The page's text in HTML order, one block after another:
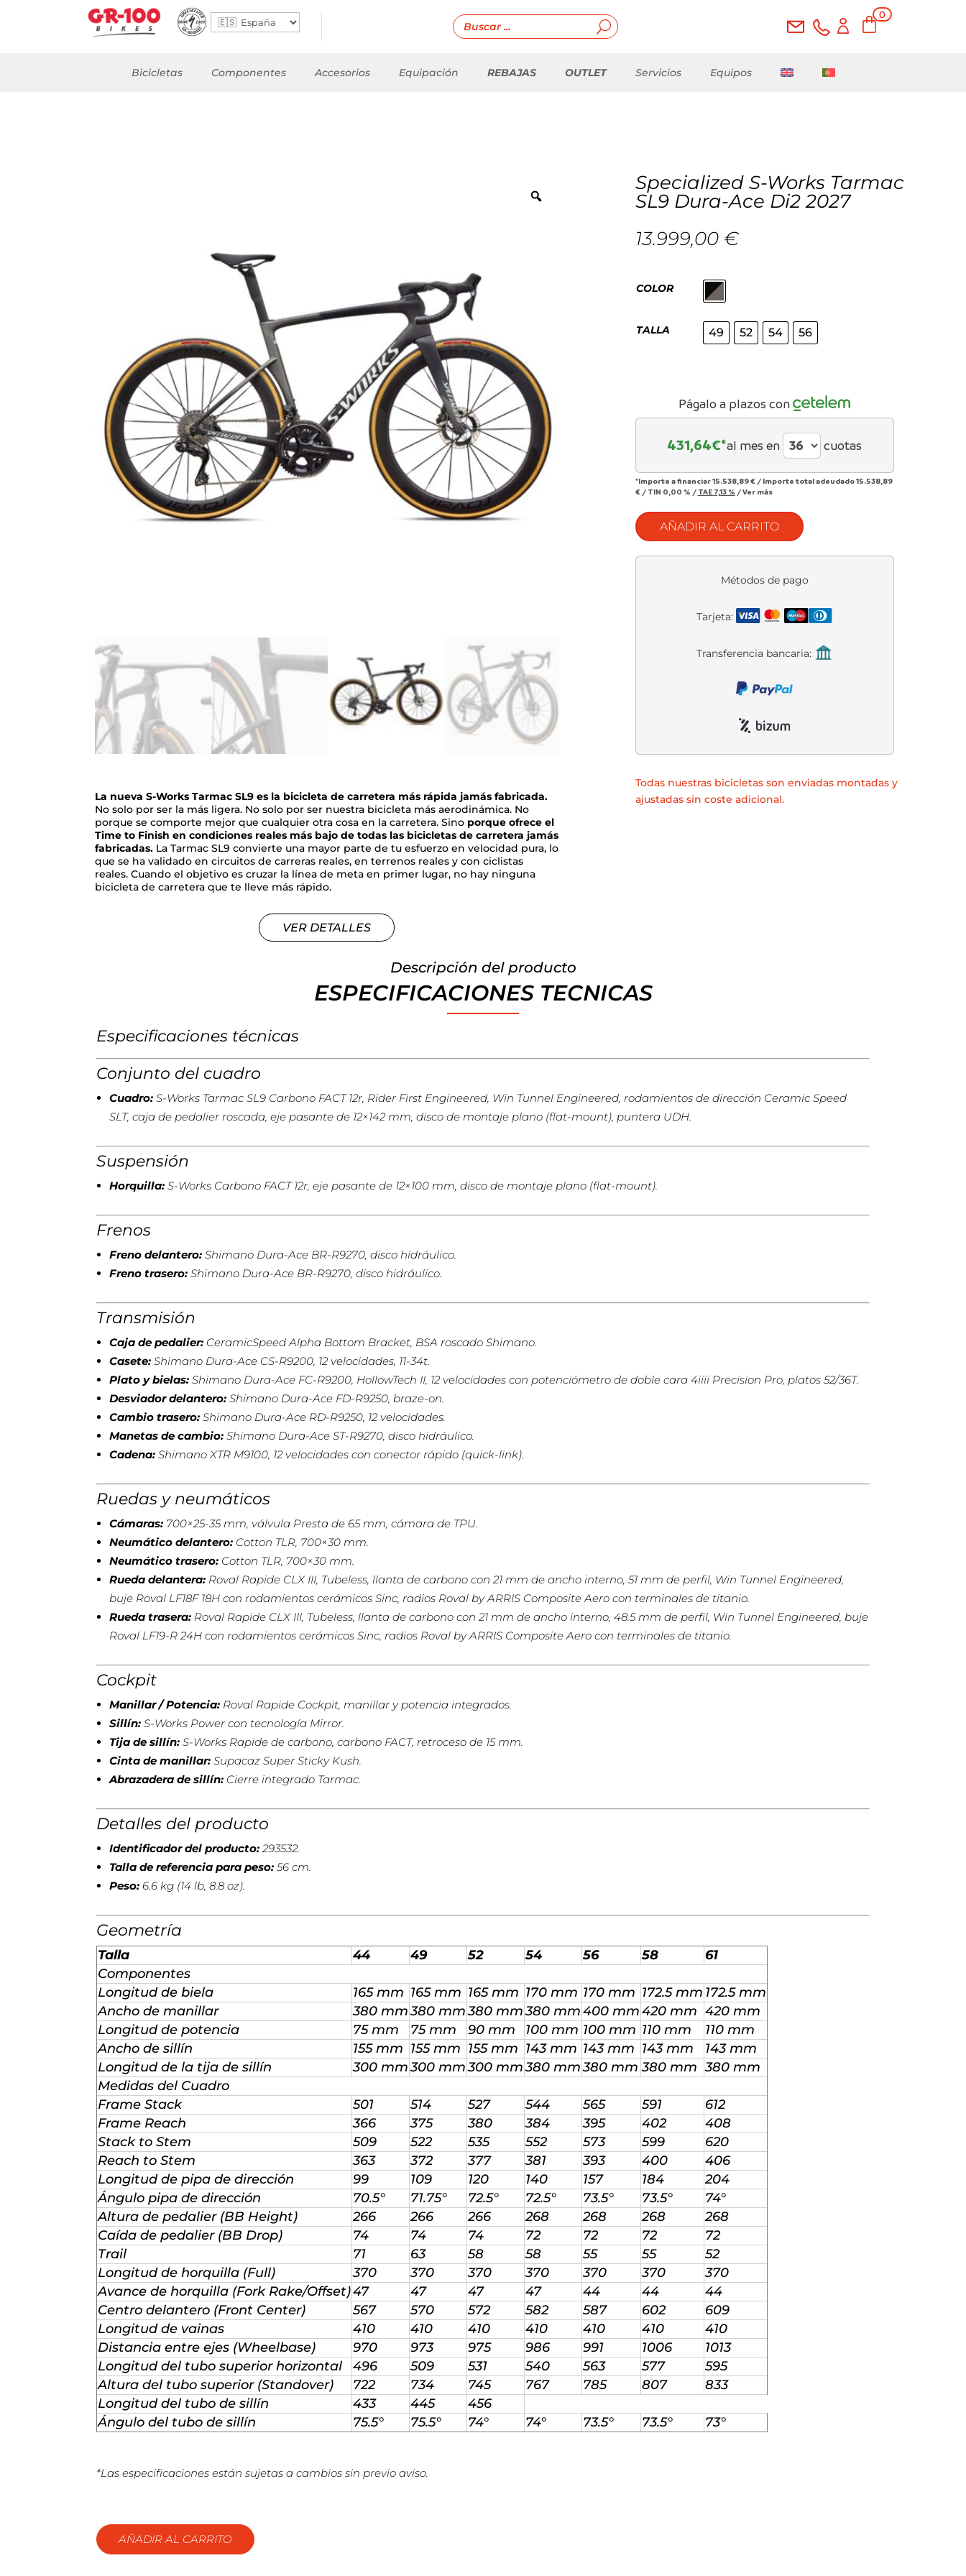
0
ele
Bicicletas Componentes Accesorios Equipación REBAJAS OUTLET Servicios Equipos
La nueva S-Works Tarmac SL9 es la bicicleta de carretera más rápida jamás fabricada.
No solo por ser la más ligera. No solo por ser nuestra bicicleta más aerodinámica. No
porque se comporte mejor que cualquier otra cosa en la carretera. Sino porque ofrece el
Time to Finish en condiciones reales más bajo de todas las bicicletas de carretera jamás
fabricadas. La Tarmac SL9 convierte una mayor parte de tu esfuerzo en velocidad pura, lo
que se ha validado en circuitos de carreras reales, en terrenos reales y con ciclistas
reales. Cuando el objetivo es cruzar la línea de meta en primer lugar, no hay ninguna
bicicleta de carretera que te lleve más rápido.
VER DETALLES
Specialized S-Works Tarmac
SL9 Dura-Ace Di2 2027
13.999,00 €
COLOR
TALLA 49 52 54 56
Págalo a plazos con
431,64€*al mes en cuotas
*Importe a financiar15.538,89 € / Importe total adeudado15.538,89
€/ TIN 0,00 % / TAE 7,13 % /Ver más
AÑADIR AL CARRITO
Métodos de pago
Tarjeta:
Transferencia bancaria:
Todas nuestras bicicletas son enviadas montadas y
ajustadas sin coste adicional.
Descripción del producto
ESPECIFICACIONES TECNICAS
Especificaciones técnicas
Conjunto del cuadro
Cuadro: S-Works Tarmac SL9 Carbono FACT 12r, Rider First Engineered, Win Tunnel Engineered, rodamientos de dirección Ceramic Speed
SLT, caja de pedalier roscada, eje pasante de 12×142 mm, disco de montaje plano (flat-mount), puntera UDH.
Suspensión
Horquilla: S-Works Carbono FACT 12r, eje pasante de 12×100 mm, disco de montaje plano (flat-mount).
Frenos
Freno delantero: Shimano Dura-Ace BR-R9270, disco hidráulico.
Freno trasero: Shimano Dura-Ace BR-R9270, disco hidráulico.
Transmisión
Caja de pedalier: CeramicSpeed Alpha Bottom Bracket, BSA roscado Shimano.
Casete: Shimano Dura-Ace CS-R9200, 12 velocidades, 11-34t.
Plato y bielas: Shimano Dura-Ace FC-R9200, HollowTech II, 12 velocidades con potenciómetro de doble cara 4iiii Precision Pro, platos 52/36T.
Desviador delantero: Shimano Dura-Ace FD-R9250, braze-on.
Cambio trasero: Shimano Dura-Ace RD-R9250, 12 velocidades.
Manetas de cambio: Shimano Dura-Ace ST-R9270, disco hidráulico.
Cadena: Shimano XTR M9100, 12 velocidades con conector rápido (quick-link).
Ruedas y neumáticos
Cámaras: 700×25-35 mm, válvula Presta de 65 mm, cámara de TPU.
Neumático delantero: Cotton TLR, 700×30 mm.
Neumático trasero: Cotton TLR, 700×30 mm.
Rueda delantera: Roval Rapide CLX III, Tubeless, llanta de carbono con 21 mm de ancho interno, 51 mm de perfil, Win Tunnel Engineered,
buje Roval LF18F 18H con rodamientos cerámicos Sinc, radios Roval by ARRIS Composite Aero con terminales de titanio.
Rueda trasera: Roval Rapide CLX III, Tubeless, llanta de carbono con 21 mm de ancho interno, 48.5 mm de perfil, Win Tunnel Engineered, buje
Roval LF19-R 24H con rodamientos cerámicos Sinc, radios Roval by ARRIS Composite Aero con terminales de titanio.
Cockpit
Manillar / Potencia: Roval Rapide Cockpit, manillar y potencia integrados.
Sillín: S-Works Power con tecnología Mirror.
Tija de sillín: S-Works Rapide de carbono, carbono FACT, retroceso de 15 mm.
Cinta de manillar: Supacaz Super Sticky Kush.
Abrazadera de sillín: Cierre integrado Tarmac.
Detalles del producto
Identificador del producto: 293532.
Talla de referencia para peso: 56 cm.
Peso: 6.6 kg (14 lb, 8.8 oz).
Geometría
Talla 44 49 52 54 56 58
61
Componentes
Longitud de biela
165 mm 165 mm 165 mm 170 mm 170 mm 172.5 mm 172.5 mm
Ancho de manillar
380 mm 380 mm 380 mm 380 mm 400 mm 420 mm 420 mm
Longitud de potencia
75 mm 75 mm 90 mm 100 mm 100 mm 110 mm
110 mm
Ancho de sillín
155 mm 155 mm 155 mm 143 mm 143 mm 143 mm
143 mm
Longitud de la tija de sillín
300 mm 300 mm 300 mm 380 mm 380 mm 380 mm 380 mm
Medidas del Cuadro
Frame Stack
501 514 527 544 565 591
612
Frame Reach
366 375 380 384 395 402
408
Stack to Stem
509 522 535 552 573 599
620
Reach to Stem
363 372 377 381 393 400
406
Longitud de pipa de dirección
99 109 120 140 157 184
204
Ángulo pipa de dirección
70.5° 71.75° 72.5° 72.5° 73.5° 73.5°
74°
Altura de pedalier (BB Height)
266 266 266 268 268 268
268
Caída de pedalier (BB Drop)
74 74 74 72 72 72
72
Trail
71 63 58 58 55 55
52
Longitud de horquilla (Full)
370 370 370 370 370 370
370
Avance de horquilla (Fork Rake/Offset)47 47 47 47 44 44
44
Centro delantero (Front Center)
567 570 572 582 587 602
609
Longitud de vainas
410 410 410 410 410 410
410
Distancia entre ejes (Wheelbase)
970 973 975 986 991 1006
1013
Longitud del tubo superior horizontal
496 509 531 540 563 577
595
Altura del tubo superior (Standover)
722 734 745 767 785 807
833
Longitud del tubo de sillín
433 445
456
Ángulo del tubo de sillín
75.5° 75.5° 74° 74° 73.5° 73.5° 73°
*Las especificaciones están sujetas a cambios sin previo aviso.
AÑADIR AL CARRITO